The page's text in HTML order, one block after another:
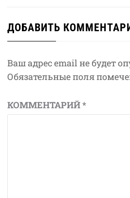
ДОБАВИТЬ
Ваш адрес email не будет
Обязательные поля
КОММЕНТАРИЙ*